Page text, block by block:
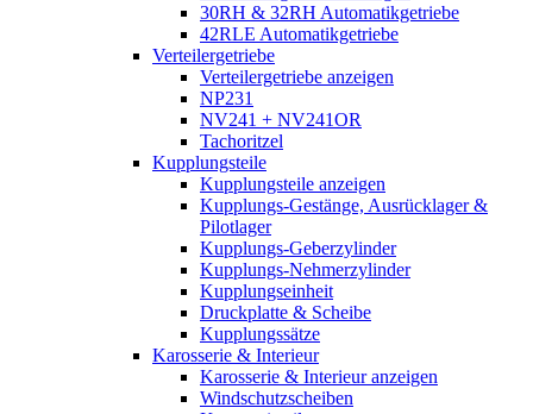
30RH & 32RH Automatikgetriebe
42RLE Automatikgetriebe
Verteilergetriebe
Verteilergetriebe anzeigen
NP231
NV241 + NV241OR
Tachoritzel
Kupplungsteile
Kupplungsteile anzeigen
Kupplungs-Gestänge, Ausrücklager &
Pilotlager
Kupplungs-Geberzylinder
Kupplungs-Nehmerzylinder
Kupplungseinheit
Druckplatte & Scheibe
Kupplungssätze
Karosserie & Interieur
Karosserie & Interieur anzeigen
Windschutzscheiben